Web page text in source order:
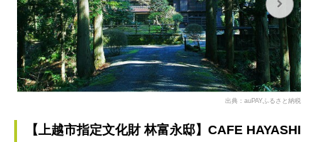
出典：auPAYふるさと納税
【上越市指定文化財 林富永邸】CAFE HAYASHI